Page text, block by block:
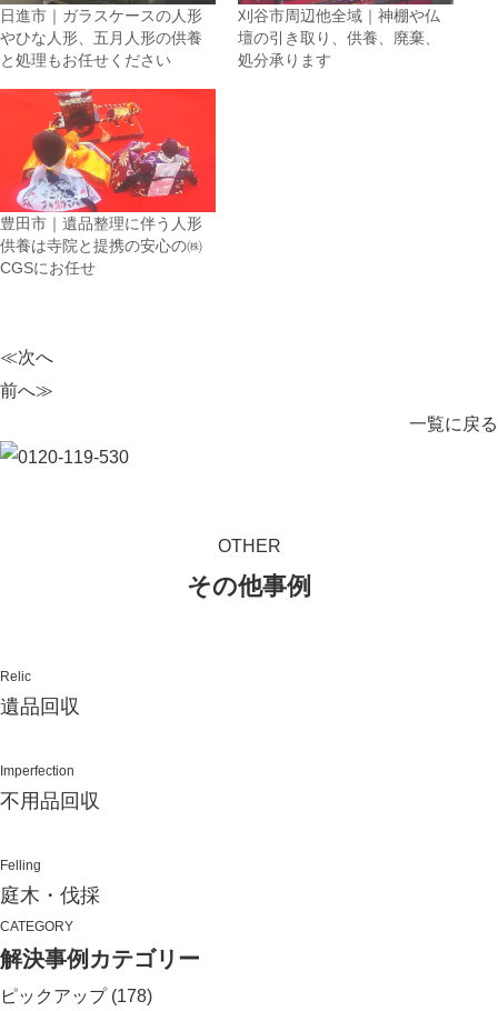
日進市｜ガラスケースの人形
やひな人形、五月人形の供養
と処理もお任せください
刈谷市周辺他全域｜神棚や仏
壇の引き取り、供養、廃棄、
処分承ります
豊田市｜遺品整理に伴う人形
供養は寺院と提携の安心の㈱
CGSにお任せ
≪次へ
前へ≫
一覧に戻る
OTHER
その他事例
Relic
遺品回収
Imperfection
不用品回収
Felling
庭木・伐採
CATEGORY
解決事例カテゴリー
ピックアップ(178)